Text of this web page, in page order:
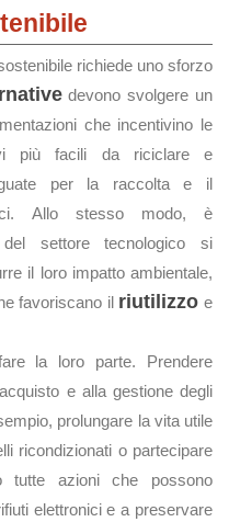
richiede uno sforzo
devono svolgere un
che incentivino le
più facili da riciclare e
per la raccolta e il
Allo stesso modo, è
settore tecnologico si
il loro impatto ambientale,
favoriscano il riutilizzo e
la loro parte. Prendere
e alla gestione degli
prolungare la vita utile
ricondizionati o partecipare
tutte azioni che possono
elettronici e a preservare